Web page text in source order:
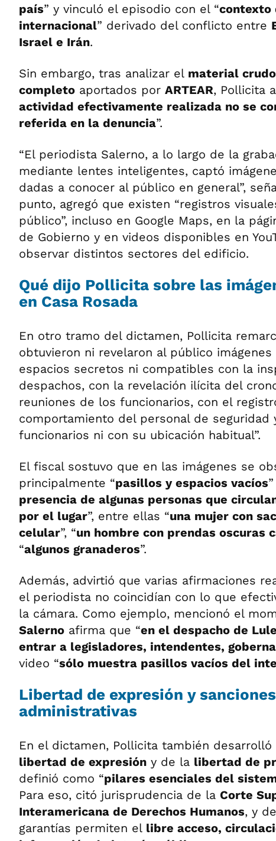
país” y vinculó el episodio con el “contexto
internacional” derivado del conflicto entre
Israel e Irán.
Sin embargo, tras analizar el material crudo
completo aportados por ARTEAR, Pollicita
actividad efectivamente realizada no se
referida en la denuncia”.
“El periodista Salerno, a lo largo de la
mediante lentes inteligentes, captó
dadas a conocer al público en general”,
punto, agregó que existen “registros
público”, incluso en Google Maps, en la
de Gobierno y en videos disponibles en
observar distintos sectores del edificio.
Qué dijo Pollicita sobre las
en Casa Rosada
En otro tramo del dictamen, Pollicita
obtuvieron ni revelaron al público imágenes
espacios secretos ni compatibles con la
despachos, con la revelación ilícita del
reuniones de los funcionarios, con el
comportamiento del personal de seguridad
funcionarios ni con su ubicación habitual”.
El fiscal sostuvo que en las imágenes se
principalmente “pasillos y espacios vacíos
presencia de algunas personas que
por el lugar”, entre ellas “una mujer con
celular”, “un hombre con prendas oscuras
“algunos granaderos”.
Además, advirtió que varias afirmaciones
el periodista no coincidían con lo que
la cámara. Como ejemplo, mencionó el
Salerno afirma que “en el despacho de
entrar a legisladores, intendentes,
video “sólo muestra pasillos vacíos del
Libertad de expresión y sanciones
administrativas
En el dictamen, Pollicita también
libertad de expresión y de la libertad de
definió como “pilares esenciales del
Para eso, citó jurisprudencia de la Corte
Interamericana de Derechos Humanos, y
garantías permiten el libre acceso,